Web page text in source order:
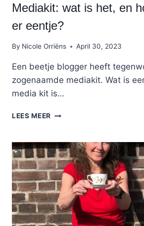
Mediakit: wat is het, en
er eentje?
By Nicole Orriëns April 30, 2023
Een beetje blogger heeft
zogenaamde mediakit. Wat is
media kit is…
LEES MEER MEDIAKIT:
HET,
EN
HOE
MAAK
JE
ER
EENTJE?